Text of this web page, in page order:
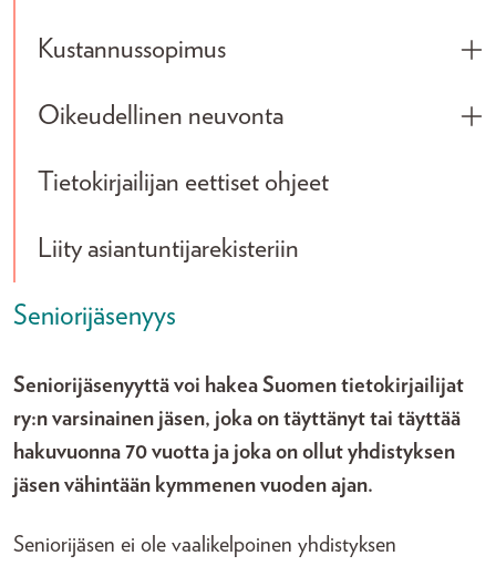
Kustannussopimus
Oikeudellinen neuvonta
Tietokirjailijan eettiset ohjeet
Liity asiantuntijarekisteriin
Seniorijäsenyys
Seniorijäsenyyttä voi hakea Suomen tietokirjailijat
ry:n varsinainen jäsen, joka on täyttänyt tai täyttää
hakuvuonna 70 vuotta ja joka on ollut yhdistyksen
jäsen vähintään kymmenen vuoden ajan.
Seniorijäsen ei ole vaalikelpoinen yhdistyksen